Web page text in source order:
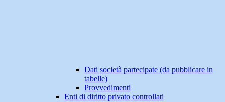
Dati società partecipate (da pubblicare in
tabelle)
Provvedimenti
Enti di diritto privato controllati